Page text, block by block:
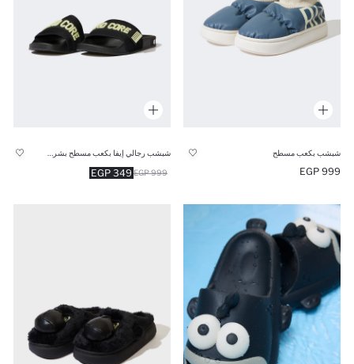
شبشب بكعب مسطح
999 EGP
349 EGP 999 EGP